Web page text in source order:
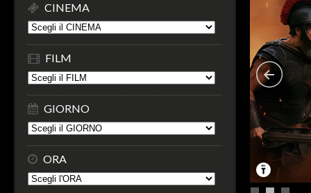
CINEMA
FILM
GIORNO
ORA